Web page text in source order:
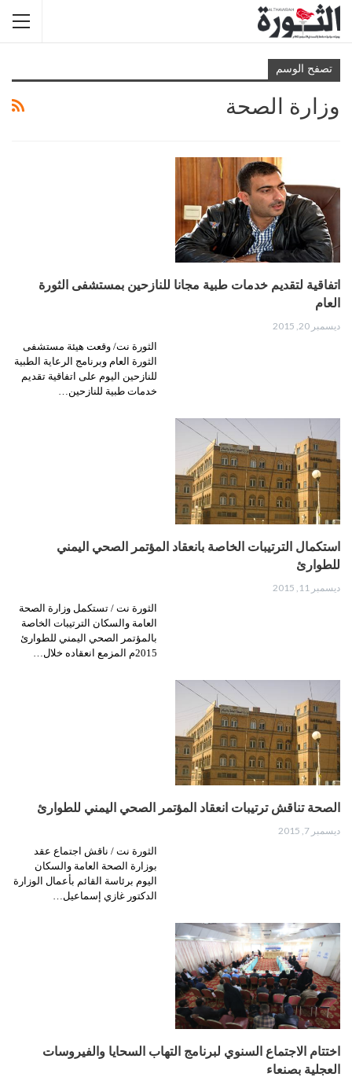
تصفح الوسم
وزارة الصحة
اتفاقية لتقديم خدمات طبية مجانا للنازحين بمستشفى الثورة
العام
ديسمبر 20, 2015
الثورة نت/ وقعت هيئة مستشفى
الثورة العام وبرنامج الرعاية الطبية
للنازحين اليوم على اتفاقية تقديم
خدمات طبية للنازحين…
استكمال الترتيبات الخاصة بانعقاد المؤتمر الصحي اليمني
للطوارئ
ديسمبر 11, 2015
الثورة نت / تستكمل وزارة الصحة
العامة والسكان الترتيبات الخاصة
بالمؤتمر الصحي اليمني للطوارئ
2015م المزمع انعقاده خلال…
الصحة تناقش ترتيبات انعقاد المؤتمر الصحي اليمني للطوارئ
ديسمبر 7, 2015
الثورة نت / ناقش اجتماع عقد
بوزارة الصحة العامة والسكان
اليوم برئاسة القائم بأعمال الوزارة
الدكتور غازي إسماعيل…
اختتام الاجتماع السنوي لبرنامج التهاب السحايا والفيروسات
العجلية بصنعاء